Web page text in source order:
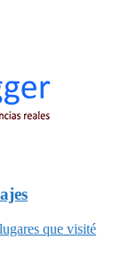
que visité